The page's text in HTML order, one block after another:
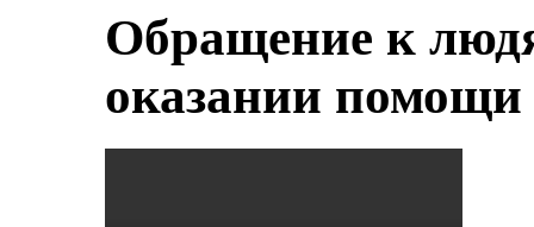
Обращение к
оказании помощи